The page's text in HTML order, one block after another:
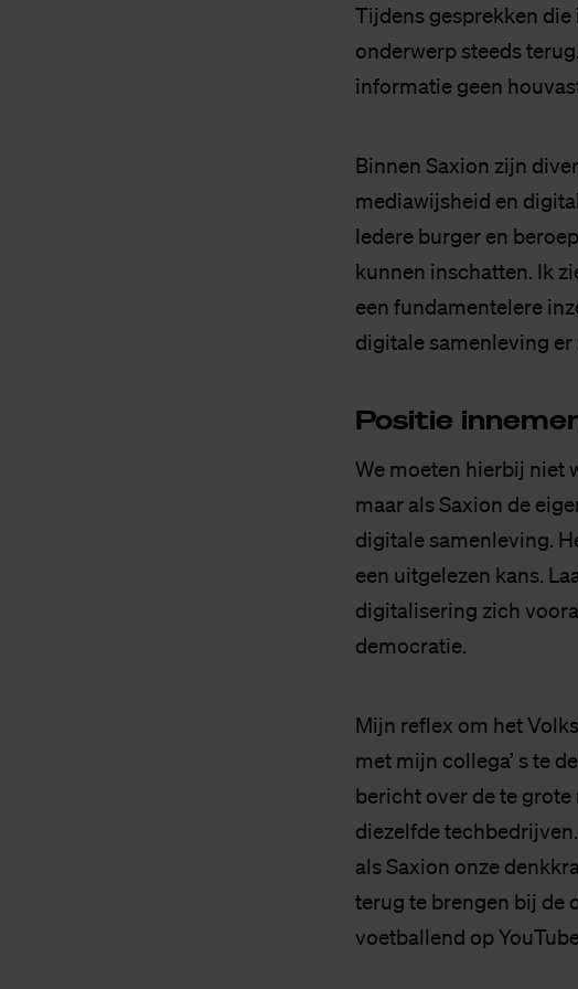
Tijdens gesprekken
onderwerp steeds
informatie geen
Binnen Saxion zijn
mediawijsheid en
Iedere burger en
kunnen inschatten. Ik
een fundamentelere
digitale samenleving
Po­si­tie
We moeten hierbij niet
maar als Saxion de
digitale samenleving.
een uitgelezen kans.
digitalisering zich
democratie.
Mijn reflex om het
met mijn collega’ s te
bericht over de te
diezelfde
als Saxion onze
terug te brengen bij de
voetballend op